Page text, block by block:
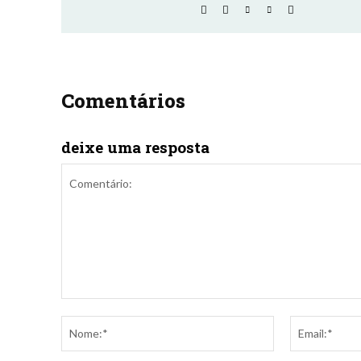
Comentários
deixe uma resposta